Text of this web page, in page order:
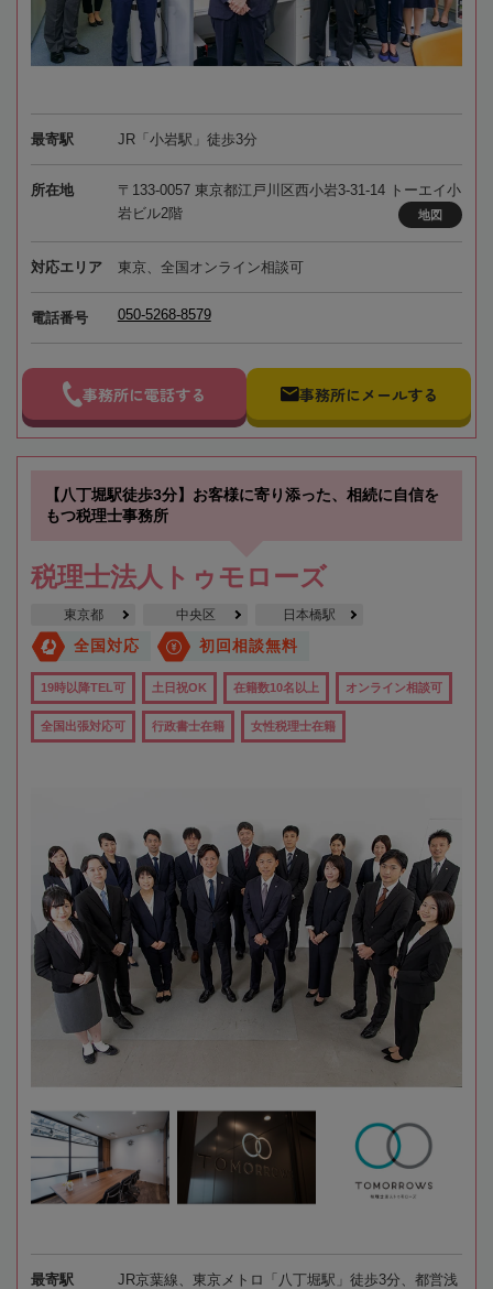
最寄駅 JR「小岩駅」徒歩3分
所在地
〒133-0057 東京都江戸川区西小岩3-31-14 トーエイ小
岩ビル2階
地図
対応エリア 東京、全国オンライン相談可
電話番号 050-5268-8579
事務所に電話する 事務所にメールする
【八丁堀駅徒歩3分】お客様に寄り添った、相続に自信を
もつ税理士事務所
税理士法人トゥモローズ
東京都 中央区 日本橋駅
全国対応 初回相談無料
19時以降TEL可 土日祝OK 在籍数10名以上 オンライン相談可
全国出張対応可 行政書士在籍 女性税理士在籍
最寄駅
JR京葉線、東京メトロ「八丁堀駅」徒歩3分、都営浅